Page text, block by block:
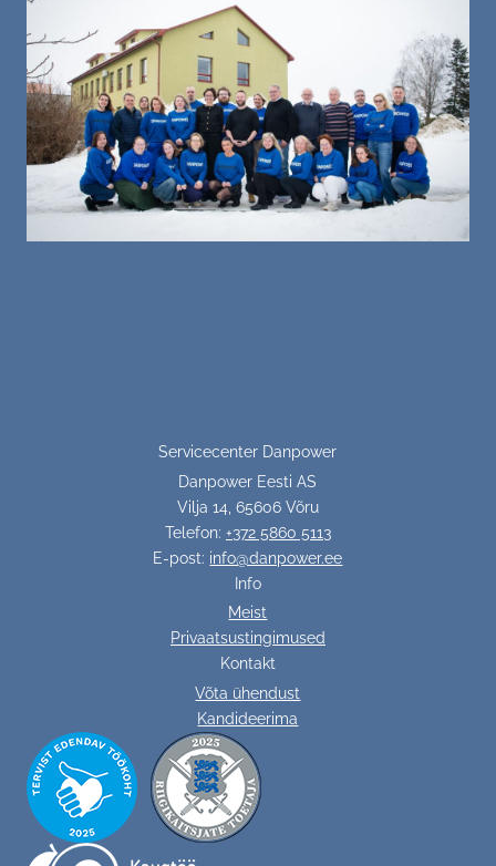
Servicecenter Danpower
Danpower Eesti AS
Vilja 14, 65606 Võru
Telefon: +372 5860 5113
E-post: info@danpower.ee
Info
Meist
Privaatsustingimused
Kontakt
Võta ühendust
Kandideerima